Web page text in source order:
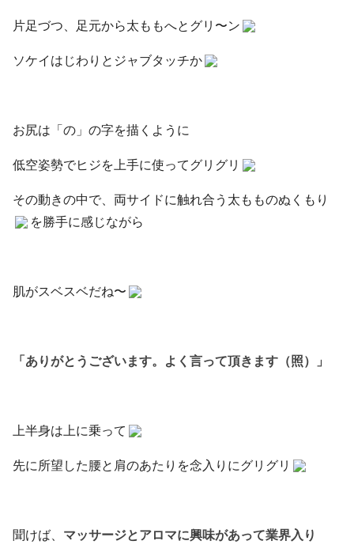
片足づつ、足元から太ももへとグリ〜ン
ソケイはじわりとジャブタッチか
お尻は「の」の字を描くように
低空姿勢でヒジを上手に使ってグリグリ
その動きの中で、両サイドに触れ合う太もものぬくもり
を勝手に感じながら
肌がスベスベだね〜
「ありがとうございます。よく言って頂きます（照）」
上半身は上に乗って
先に所望した腰と肩のあたりを念入りにグリグリ
聞けば、 マッサージとアロマに興味があって業界入り